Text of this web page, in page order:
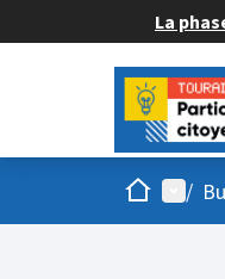
La
AccueilMenu
/